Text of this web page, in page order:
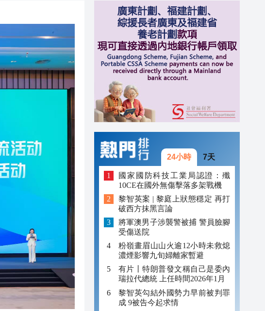
20:34
20:31
20:55
20:42
20:42
20:31
24小時 7天
國家國防科技工業局認證：殲
10CE在國外無傷擊落多架戰機
黎智英案 | 黎庭上狀態穩定 再打
破西方抹黑言論
將軍澳男子涉襲警被捕 警員臉腳
受傷送院
粉嶺畫眉山山火逾12小時未救熄
濃煙影響九旬婦離家暫避
有片丨特朗普發文稱自己是委內
瑞拉代總統 上任時間2026年1月
黎智英勾結外國勢力早前被判罪
成 9被告今起求情